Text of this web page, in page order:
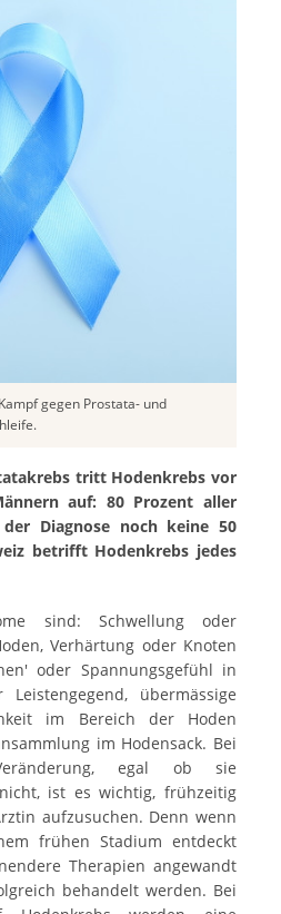
gegen Prostata- und
tritt Hodenkrebs vor
auf: 80 Prozent aller
Diagnose noch keine 50
betrifft Hodenkrebs jedes
sind: Schwellung oder
Verhärtung oder Knoten
oder Spannungsgefühl in
übermässige
im Bereich der Hoden
im Hodensack. Bei
egal ob sie
ist es wichtig, frühzeitig
aufzusuchen. Denn wenn
frühen Stadium entdeckt
Therapien angewandt
behandelt werden. Bei